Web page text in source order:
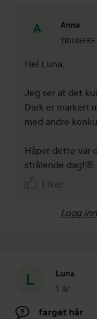
Anna
TIDLIGERE
Hei Luna,
Jeg ser at det
Dark er markert
med andre
Håper dette var
strålende dag!🌸
Liker
Logg inn
Luna
1 år
Innlegget
farget hår